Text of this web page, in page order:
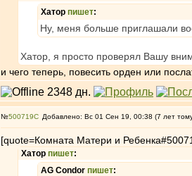
Хатор пишет:
Ну, меня больше приглашали
Хатор, я просто проверял Вашу
и чего теперь, повесить орден или
№500719 Добавлено: Вс 01 Сен 19, 00:38 (7 лет
[quote=Комната Матери и
Хатор пишет:
AG Condor пишет: